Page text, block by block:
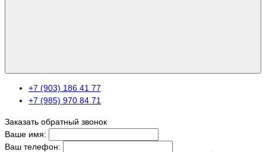
+7 (903) 186 41 77
+7 (985) 970 84 71
Заказать обратный звонок
Ваше имя:
Ваш телефон: